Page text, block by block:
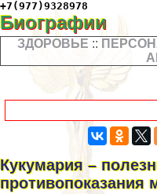
+7(977)9328978
Биографии
ЗДОРОВЬЕ ::
Кукумария –
противопоказания